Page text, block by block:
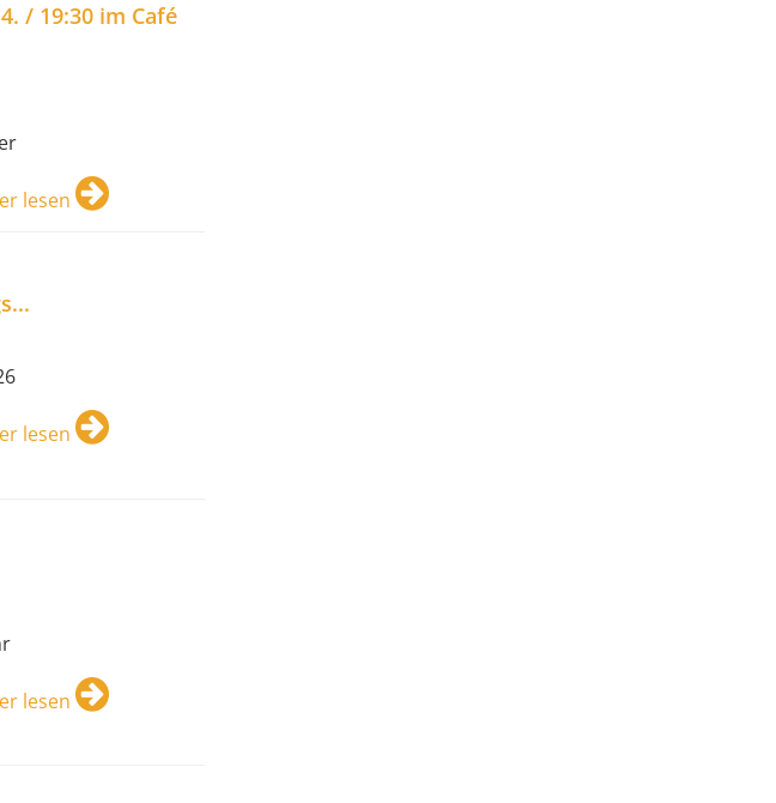
/ 19:30 im Café
lesen
lesen
lesen